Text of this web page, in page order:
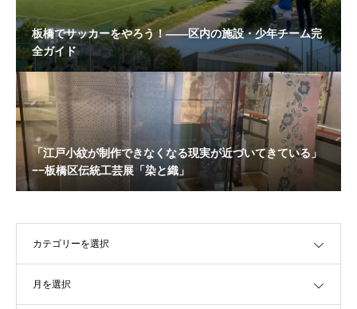
板橋でサッカーをやろう！——区内の施設・少年チーム完
全ガイド
「江戸小紋が制作できなくなる現実が近づいてきている」
−−板橋区伝統工芸展「染と織」